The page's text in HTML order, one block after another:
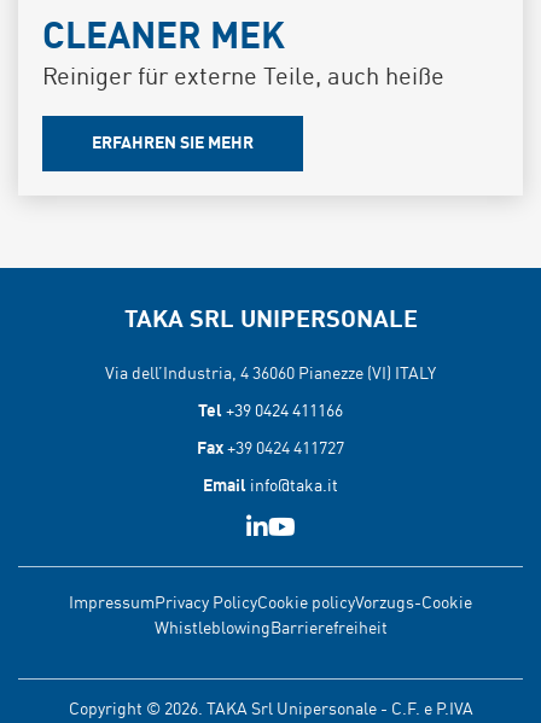
CLEANER MEK
Reiniger für externe Teile, auch heiße
ERFAHREN SIE MEHR
TAKA SRL UNIPERSONALE
Via dell’Industria, 4 36060 Pianezze (VI) ITALY
Tel +39 0424 411166
Fax +39 0424 411727
Email info@taka.it
ImpressumPrivacy PolicyCookie policyVorzugs-Cookie
Whistleblowing Barrierefreiheit
Copyright © 2026. TAKA Srl Unipersonale - C.F. e P.IVA